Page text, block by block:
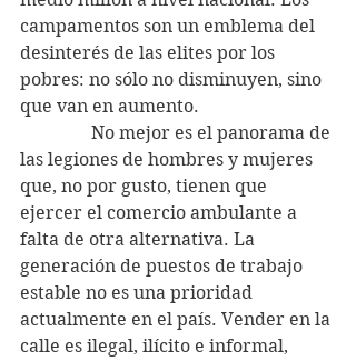
campamentos son un emblema del
desinterés de las elites por los
pobres: no sólo no disminuyen, sino
que van en aumento.
No mejor es el panorama de
las legiones de hombres y mujeres
que, no por gusto, tienen que
ejercer el comercio ambulante a
falta de otra alternativa. La
generación de puestos de trabajo
estable no es una prioridad
actualmente en el país. Vender en la
calle es ilegal, ilícito e informal,